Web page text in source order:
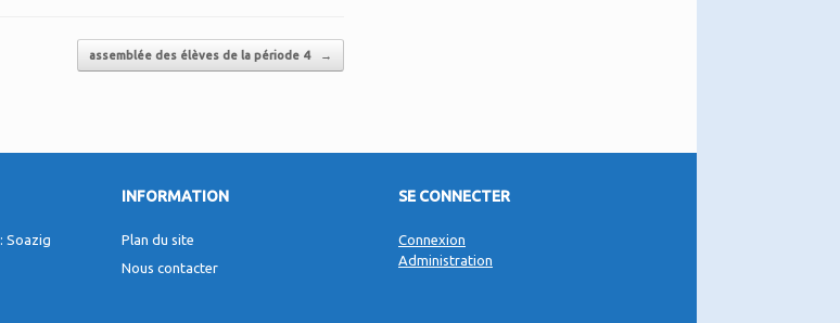
assemblée des élèves de la période 4 →
Soazig
INFORMATION
Plan du site
Nous contacter
SE CONNECTER
Connexion
Administration